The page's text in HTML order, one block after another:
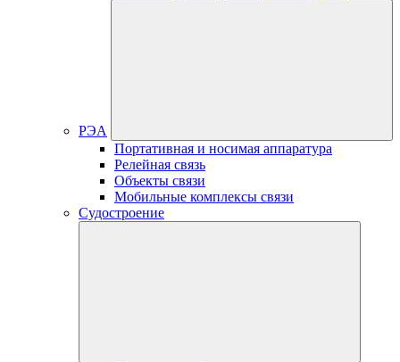
РЭА
Портативная и носимая аппаратура
Релейная связь
Объекты связи
Мобильные комплексы связи
Судостроение